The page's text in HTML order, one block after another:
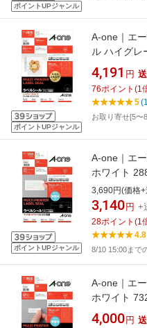
ポイントUPジャンル
ポイントUPジャンル
A-one｜エ
ル ハイグレ
ホワイト
4,191 円
76ポイント (1
5
お取り寄せ[5〜
ポイントUPジャンル
A-one｜エ
ホワイト
3,690円(価格
3,140 円 +
28ポイント (1
4.8
8/10 15:00まで
A-one｜エ
ホワイト
4,000 円